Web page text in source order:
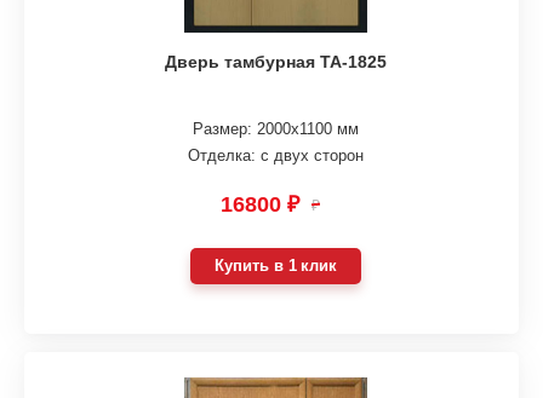
Дверь тамбурная ТА-1825
Размер: 2000х1100 мм
Отделка: с двух сторон
16800 ₽ ₽
Купить в 1 клик